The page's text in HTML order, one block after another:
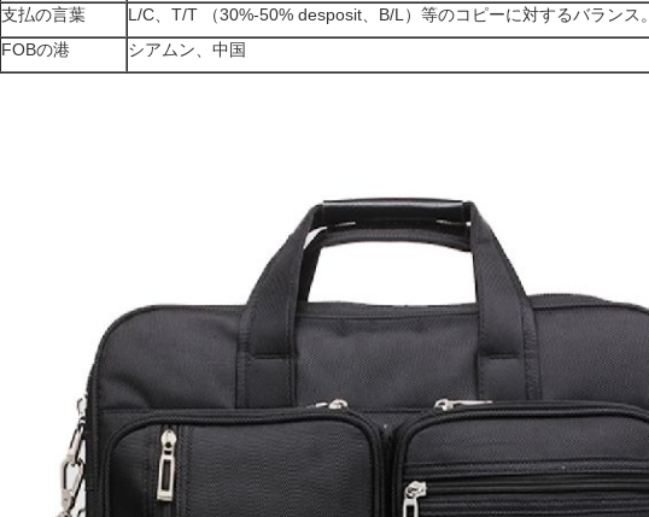
支払の言葉
L/C、T/T （30%-50% desposit、B/L）等のコピーに対するバランス。
FOBの港
シアムン、中国